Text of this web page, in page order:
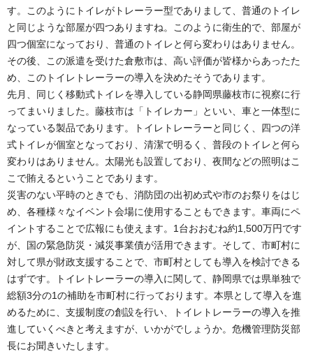
す。このようにトイレがトレーラー型でありまして、普通のトイレ
と同じような部屋が四つありますね。このように衛生的で、部屋が
四つ個室になっており、普通のトイレと何ら変わりはありません。
その後、この派遣を受けた倉敷市は、高い評価が皆様からあったた
め、このトイレトレーラーの導入を決めたそうであります。
先月、同じく移動式トイレを導入している静岡県藤枝市に視察に行
ってまいりました。藤枝市は「トイレカー」といい、車と一体型に
なっている製品であります。トイレトレーラーと同じく、四つの洋
式トイレが個室となっており、清潔で明るく、普段のトイレと何ら
変わりはありません。太陽光も設置しており、夜間などの照明はこ
こで賄えるということであります。
災害のない平時のときでも、消防団の出初め式や市のお祭りをはじ
め、各種様々なイベント会場に使用することもできます。車両にペ
イントすることで広報にも使えます。1台おおむね約1,500万円です
が、国の緊急防災・減災事業債が活用できます。そして、市町村に
対して県が財政支援することで、市町村としても導入を検討できる
はずです。トイレトレーラーの導入に関して、静岡県では県単独で
総額3分の1の補助を市町村に行っております。本県として導入を進
めるために、支援制度の創設を行い、トイレトレーラーの導入を推
進していくべきと考えますが、いかがでしょうか。危機管理防災部
長にお聞きいたします。